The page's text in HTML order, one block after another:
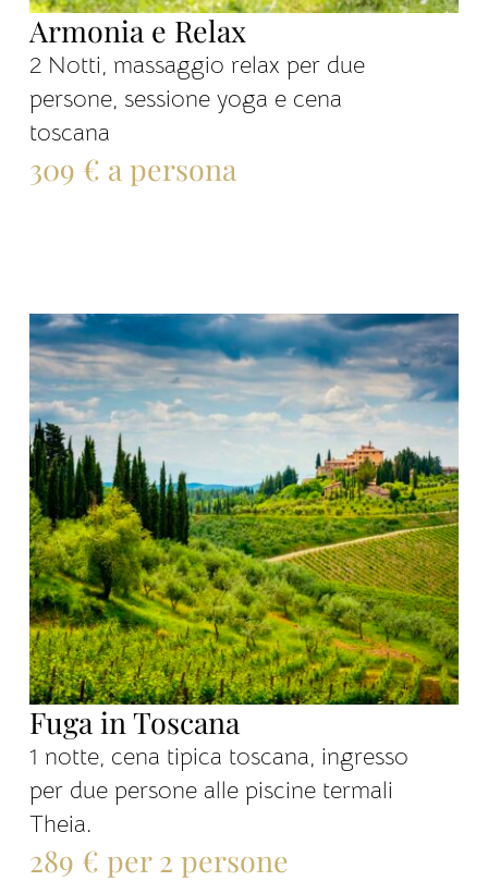
Armonia e Relax
2 Notti, massaggio relax per due
persone, sessione yoga e cena
toscana
309 € a persona
Fuga in Toscana
1 notte, cena tipica toscana, ingresso
per due persone alle piscine termali
Theia.
289 € per 2 persone